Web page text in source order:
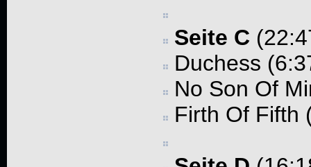
Seite C
Duchess
No Son Of
Firth Of Fifth